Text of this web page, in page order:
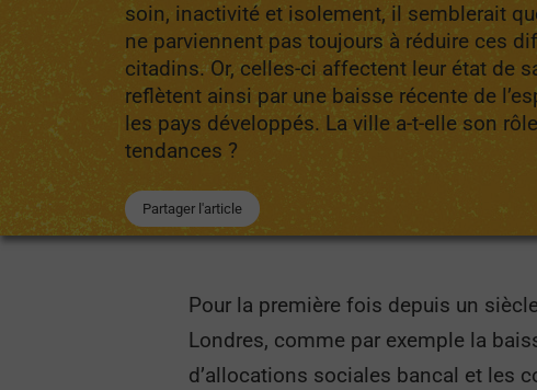
soin, inactivité et isolement, il semblerait
ne parviennent pas toujours à réduire ces
citadins. Or, celles-ci affectent leur état de
reflètent ainsi par une baisse récente de
les pays développés. La ville a-t-elle son
tendances ?
Partager l'article
Pour la première fois depuis un
Londres, comme par exemple la
d’allocations sociales bancal et les